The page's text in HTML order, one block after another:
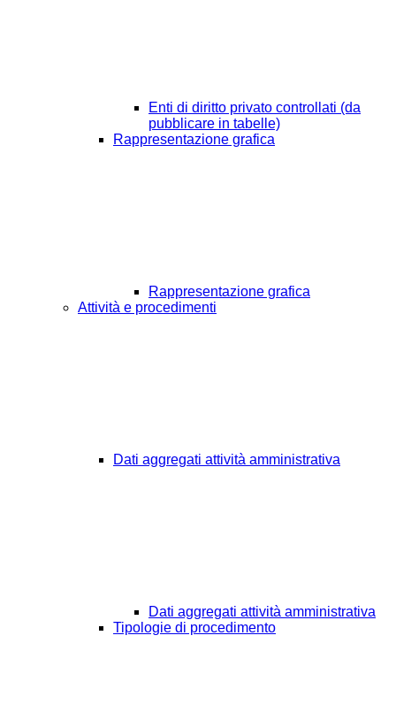
Enti di diritto privato controllati (da
pubblicare in tabelle)
Rappresentazione grafica
Rappresentazione grafica
Attività e procedimenti
Dati aggregati attività amministrativa
Dati aggregati attività amministrativa
Tipologie di procedimento